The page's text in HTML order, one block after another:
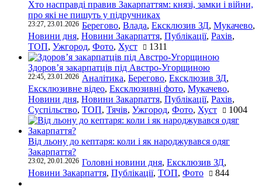
Хто насправді правив Закарпаттям: князі, замки і війни,
про які не пишуть у підручниках
23:27, 23.01.2026 Берегово, Влада, Ексклюзив ЗД, Мукачево,
Новини дня, Новини Закарпаття, Публікації, Рахів,
ТОП, Ужгород, Фото, Хуст 1311
Здоров’я закарпатців під Австро-Угорщиною
22:45, 23.01.2026 Аналітика, Берегово, Ексклюзив ЗД,
Ексклюзивне відео, Ексклюзивні фото, Мукачево,
Новини дня, Новини Закарпаття, Публікації, Рахів,
Суспільство, ТОП, Тячів, Ужгород, Фото, Хуст 1004
Від льону до кептаря: коли і як народжувався одяг
Закарпаття?
23:02, 20.01.2026 Головні новини дня, Ексклюзив ЗД,
Новини Закарпаття, Публікації, ТОП, Фото 844